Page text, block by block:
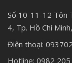
Số 10-11-12 Tôn
4, Tp. Hồ Chí
Điện thoại:
Hotline: 0982